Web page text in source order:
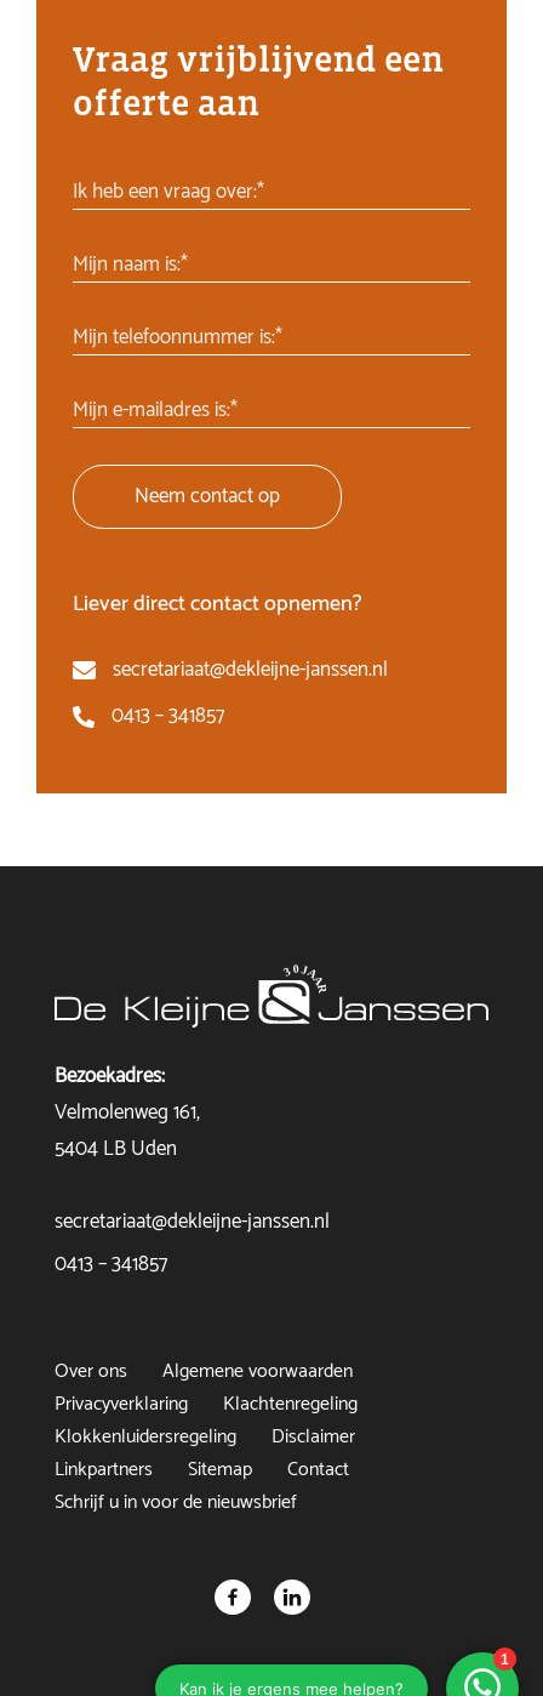
Vraag vrijblijvend een
offerte aan
Ik heb een vraag over:*
Mijn naam is:*
Mijn telefoonnummer is:*
Mijn e-mailadres is:*
Neem contact op
Liever direct contact opnemen?
secretariaat@dekleijne-janssen.nl
0413 – 341857
Bezoekadres:
Velmolenweg 161,
5404 LB Uden
secretariaat@dekleijne-janssen.nl
0413 – 341857
Over ons
Algemene voorwaarden
Privacyverklaring
Klachtenregeling
Klokkenluidersregeling
Disclaimer
Linkpartners
Sitemap
Contact
Schrijf u in voor de nieuwsbrief